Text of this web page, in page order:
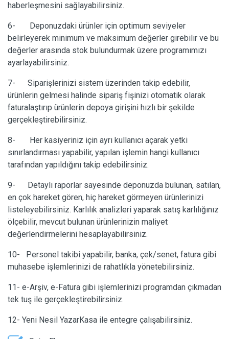
haberleşmesini sağlayabilirsiniz.
6- Deponuzdaki ürünler için optimum seviyeler
belirleyerek minimum ve maksimum değerler girebilir ve bu
değerler arasında stok bulundurmak üzere programımızı
ayarlayabilirsiniz.
7- Siparişlerinizi sistem üzerinden takip edebilir,
ürünlerin gelmesi halinde sipariş fişinizi otomatik olarak
faturalaştırıp ürünlerin depoya girişini hızlı bir şekilde
gerçekleştirebilirsiniz.
8- Her kasiyeriniz için ayrı kullanıcı açarak yetki
sınırlandırması yapabilir, yapılan işlemin hangi kullanıcı
tarafından yapıldığını takip edebilirsiniz.
9- Detaylı raporlar sayesinde deponuzda bulunan, satılan,
en çok hareket gören, hiç hareket görmeyen ürünlerinizi
listeleyebilirsiniz. Karlılık analizleri yaparak satış karlılığınız
ölçebilir, mevcut bulunan ürünlerinizin maliyet
değerlendirmelerini hesaplayabilirsiniz.
10- Personel takibi yapabilir, banka, çek/senet, fatura gibi
muhasebe işlemlerinizi de rahatlıkla yönetebilirsiniz.
11- e-Arşiv, e-Fatura gibi işlemlerinizi programdan çıkmadan
tek tuş ile gerçekleştirebilirsiniz.
12- Yeni Nesil YazarKasa ile entegre çalışabilirsiniz.